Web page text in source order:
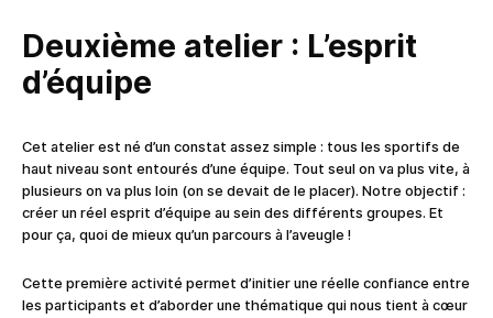
Deuxième atelier : L’esprit
d’équipe
Cet atelier est né d’un constat assez simple : tous les sportifs de
haut niveau sont entourés d’une équipe. Tout seul on va plus vite, à
plusieurs on va plus loin (on se devait de le placer). Notre objectif :
créer un réel esprit d’équipe au sein des différents groupes. Et
pour ça, quoi de mieux qu’un parcours à l’aveugle !
Cette première activité permet d’initier une réelle confiance entre
les participants et d’aborder une thématique qui nous tient à cœur